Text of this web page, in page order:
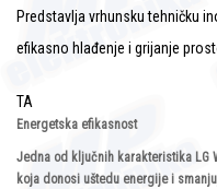
Predstavlja vrhunsku tehničku
efikasno hlađenje i grijanje
TA
Energetska efikasnost
Jedna od ključnih karakteristika LG
koja donosi uštedu energije i